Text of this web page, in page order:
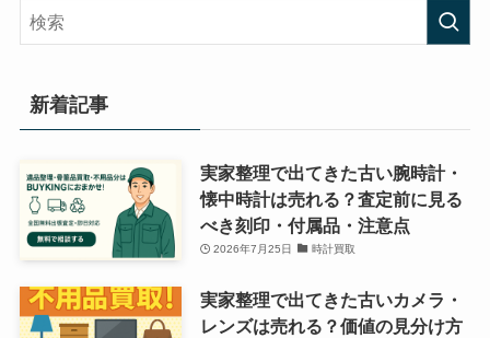
リ
ー
新着記事
実家整理で出てきた古い腕時計・
懐中時計は売れる？査定前に見る
べき刻印・付属品・注意点
2026年7月25日 時計買取
実家整理で出てきた古いカメラ・
レンズは売れる？価値の見分け方